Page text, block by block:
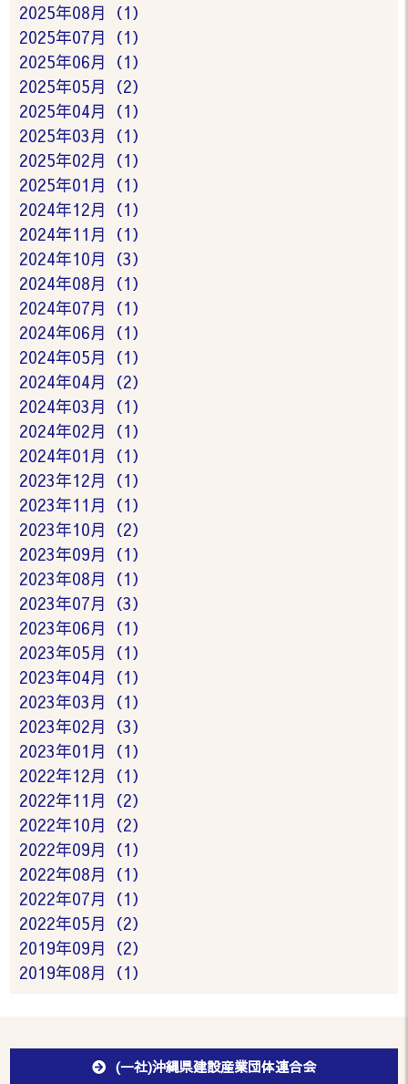
2025年08月（1）
2025年07月（1）
2025年06月（1）
2025年05月（2）
2025年04月（1）
2025年03月（1）
2025年02月（1）
2025年01月（1）
2024年12月（1）
2024年11月（1）
2024年10月（3）
2024年08月（1）
2024年07月（1）
2024年06月（1）
2024年05月（1）
2024年04月（2）
2024年03月（1）
2024年02月（1）
2024年01月（1）
2023年12月（1）
2023年11月（1）
2023年10月（2）
2023年09月（1）
2023年08月（1）
2023年07月（3）
2023年06月（1）
2023年05月（1）
2023年04月（1）
2023年03月（1）
2023年02月（3）
2023年01月（1）
2022年12月（1）
2022年11月（2）
2022年10月（2）
2022年09月（1）
2022年08月（1）
2022年07月（1）
2022年05月（2）
2019年09月（2）
2019年08月（1）
(一社)沖縄県建設産業団体連合会